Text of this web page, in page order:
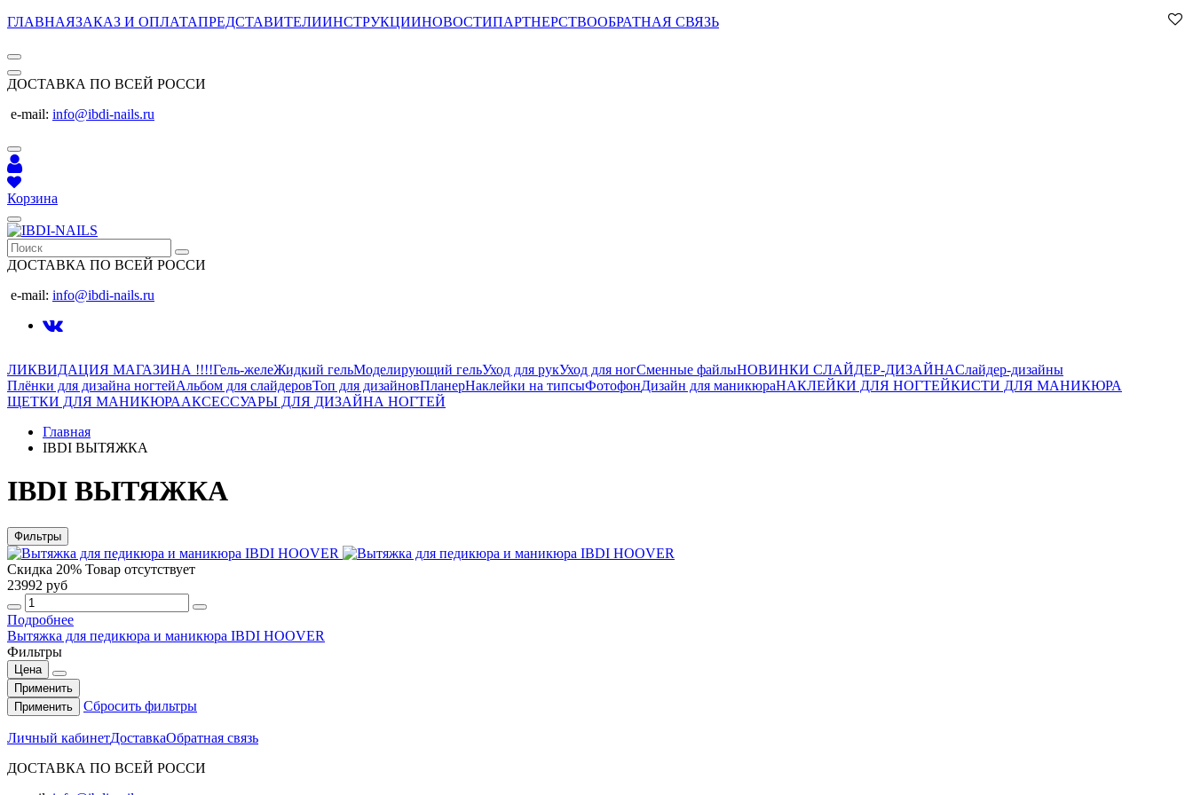
ГЛАВНАЯЗАКАЗ И ОПЛАТАПРЕДСТАВИТЕЛИИНСТРУКЦИИНОВОСТИПАРТНЕРСТВООБРАТНАЯ СВЯЗЬ
ДОСТАВКА ПО ВСЕЙ РОССИ
e-mail: info@ibdi-nails.ru
Корзина
ДОСТАВКА ПО ВСЕЙ РОССИ
e-mail: info@ibdi-nails.ru
ЛИКВИДАЦИЯ МАГАЗИНА !!!!Гель-желеЖидкий гельМоделирующий гельУход для рукУход для ногСменные файлыНОВИНКИ СЛАЙДЕР-ДИЗАЙНАСлайдер-дизайны
Плёнки для дизайна ногтейАльбом для слайдеровТоп для дизайновПланерНаклейки на типсыФотофонДизайн для маникюраНАКЛЕЙКИ ДЛЯ НОГТЕЙКИСТИ ДЛЯ МАНИКЮРА
ЩЕТКИ ДЛЯ МАНИКЮРААКСЕССУАРЫ ДЛЯ ДИЗАЙНА НОГТЕЙ
Главная
IBDI ВЫТЯЖКА
IBDI ВЫТЯЖКА
Фильтры
Скидка 20% Товар отсутствует
23992 руб
Подробнее
Вытяжка для педикюра и маникюра IBDI HOOVER
Фильтры
Цена
Применить
Применить
Сбросить фильтры
Личный кабинетДоставкаОбратная связь
ДОСТАВКА ПО ВСЕЙ РОССИ